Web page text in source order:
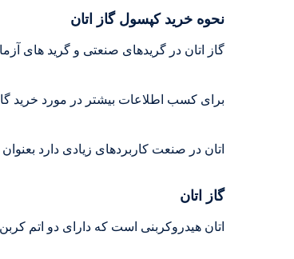
نحوه خرید کپسول گاز اتان
گاز اتان در گریدهای صنعتی و گرید های
برای کسب اطلاعات بیشتر در مورد خرید
اتان در صنعت کاربردهای زیادی دارد
گاز اتان
اتان هیدروکربنی است که دارای دو اتم